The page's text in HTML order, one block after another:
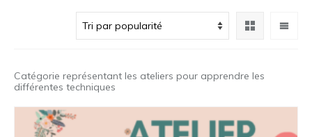
Catégorie représentant les ateliers pour apprendre les
différentes techniques